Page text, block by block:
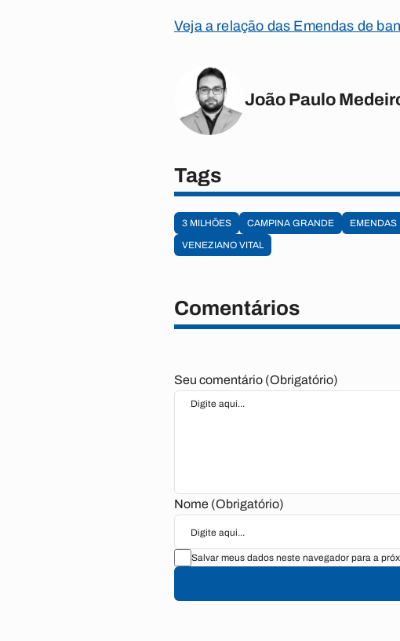
Veja a relação das Emendas de
João Paulo
Tags
3 MILHÕES CAMPINA GRANDE EMENDAS
VENEZIANO VITAL
Comentários
Seu comentário (Obrigatório)
Nome (Obrigatório)
Salvar meus dados neste navegador para a